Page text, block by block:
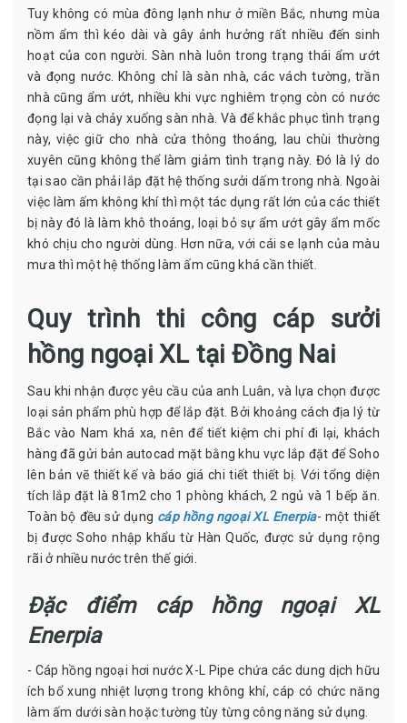
Tuy không có mùa đông lạnh như ở miền Bắc, nhưng mùa
nồm ẩm thì kéo dài và gây ảnh hưởng rất nhiều đến sinh
hoạt của con người. Sàn nhà luôn trong trạng thái ẩm ướt
và đọng nước. Không chỉ là sàn nhà, các vách tường, trần
nhà cũng ẩm ướt, nhiều khi vực nghiêm trọng còn có nước
đọng lại và chảy xuống sàn nhà. Và để khắc phục tình trạng
này, việc giữ cho nhà cửa thông thoáng, lau chùi thường
xuyên cũng không thể làm giảm tình trạng này. Đó là lý do
tại sao cần phải lắp đặt hệ thống sưởi dấm trong nhà. Ngoài
việc làm ấm không khí thì một tác dụng rất lớn của các thiết
bị này đó là làm khô thoáng, loại bỏ sự ẩm ướt gây ẩm mốc
khó chịu cho người dùng. Hơn nữa, với cái se lạnh của màu
mưa thì một hệ thống làm ấm cũng khá cần thiết.
Quy trình thi công cáp sưởi
hồng ngoại XL tại Đồng Nai
Sau khi nhận được yêu cầu của anh Luân, và lựa chọn được
loại sản phẩm phù hợp để lắp đặt. Bởi khoảng cách địa lý từ
Bắc vào Nam khá xa, nên để tiết kiệm chi phí đi lại, khách
hàng đã gửi bản autocad mặt bằng khu vực lắp đặt để Soho
lên bản vẽ thiết kế và báo giá chi tiết thiết bị. Với tổng diện
tích lắp đặt là 81m2 cho 1 phòng khách, 2 ngủ và 1 bếp ăn.
Toàn bộ đều sử dụng cáp hồng ngoại XL Enerpia- một thiết
bị được Soho nhập khẩu từ Hàn Quốc, được sử dụng rộng
rãi ở nhiều nước trên thế giới.
Đặc điểm cáp hồng ngoại XL
Enerpia
- Cáp hồng ngoại hơi nước X-L Pipe chứa các dung dịch hữu
ích bổ xung nhiệt lượng trong không khí, cáp có chức năng
làm ấm dưới sàn hoặc tường tùy từng công năng sử dụng.